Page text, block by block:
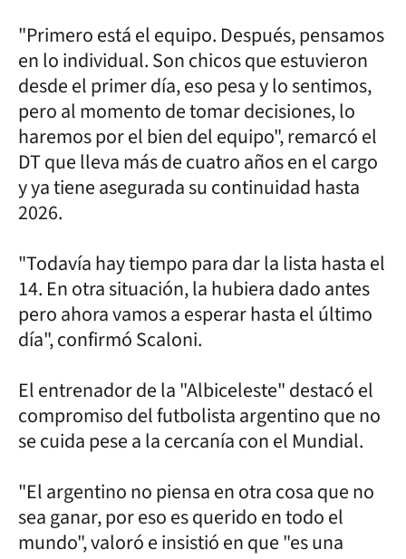
"Primero está el equipo. Después, pensamos
en lo individual. Son chicos que estuvieron
desde el primer día, eso pesa y lo sentimos,
pero al momento de tomar decisiones, lo
haremos por el bien del equipo", remarcó el
DT que lleva más de cuatro años en el cargo
y ya tiene asegurada su continuidad hasta
2026.
"Todavía hay tiempo para dar la lista hasta el
14. En otra situación, la hubiera dado antes
pero ahora vamos a esperar hasta el último
día", confirmó Scaloni.
El entrenador de la "Albiceleste" destacó el
compromiso del futbolista argentino que no
se cuida pese a la cercanía con el Mundial.
"El argentino no piensa en otra cosa que no
sea ganar, por eso es querido en todo el
mundo", valoró e insistió en que "es una